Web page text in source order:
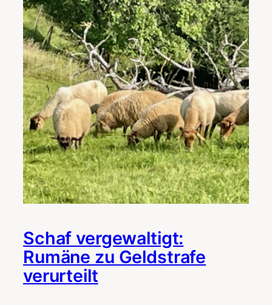
Schaf vergewaltigt:
Rumäne zu Geldstrafe
verurteilt